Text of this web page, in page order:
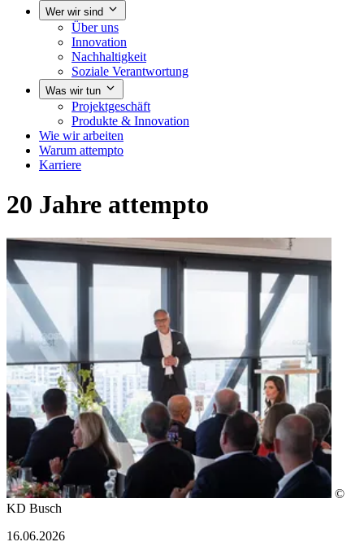
Wer wir sind
Über uns
Innovation
Nachhaltigkeit
Soziale Verantwortung
Was wir tun
Projektgeschäft
Produkte & Innovation
Wie wir arbeiten
Warum attempto
Karriere
20 Jahre attempto
©
KD Busch
16.06.2026